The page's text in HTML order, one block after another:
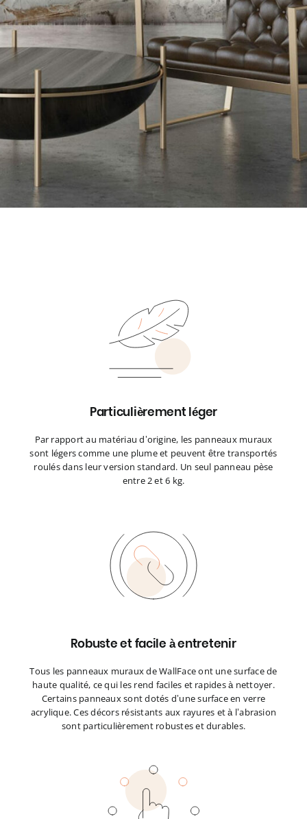
Particulièrement léger
Par rapport au matériau d’origine, les panneaux muraux
sont légers comme une plume et peuvent être transportés
roulés dans leur version standard. Un seul panneau pèse
entre 2 et 6 kg.
Robuste et facile à entretenir
Tous les panneaux muraux de WallFace ont une surface de
haute qualité, ce qui les rend faciles et rapides à nettoyer.
Certains panneaux sont dotés d’une surface en verre
acrylique. Ces décors résistants aux rayures et à l’abrasion
sont particulièrement robustes et durables.